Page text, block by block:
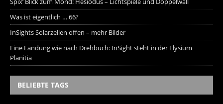
Was ist eigentlich … 66?
InSights Solarzellen offen – mehr Bilder
Eine Landung wie nach Drehbuch: InSight steht in der Elysium
Planitia
BELIEBTE TAGS